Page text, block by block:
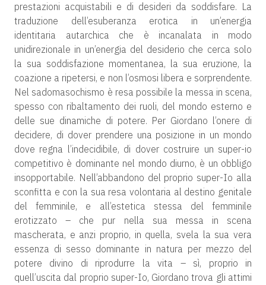
prestazioni acquistabili e di desideri da soddisfare. La
traduzione dell’esuberanza erotica in un’energia
identitaria autarchica che è incanalata in modo
unidirezionale in un’energia del desiderio che cerca solo
la sua soddisfazione momentanea, la sua eruzione, la
coazione a ripetersi, e non l’osmosi libera e sorprendente.
Nel sadomasochismo è resa possibile la messa in scena,
spesso con ribaltamento dei ruoli, del mondo esterno e
delle sue dinamiche di potere. Per Giordano l’onere di
decidere, di dover prendere una posizione in un mondo
dove regna l’indecidibile, di dover costruire un super-io
competitivo è dominante nel mondo diurno, è un obbligo
insopportabile. Nell’abbandono del proprio super-Io alla
sconfitta e con la sua resa volontaria al destino genitale
del femminile, e all’estetica stessa del femminile
erotizzato – che pur nella sua messa in scena
mascherata, e anzi proprio, in quella, svela la sua vera
essenza di sesso dominante in natura per mezzo del
potere divino di riprodurre la vita – sì, proprio in
quell’uscita dal proprio super-Io, Giordano trova gli attimi